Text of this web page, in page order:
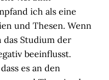
ich als eine
und Thesen. Wenn
Studium der
beeinflusst.
es an den